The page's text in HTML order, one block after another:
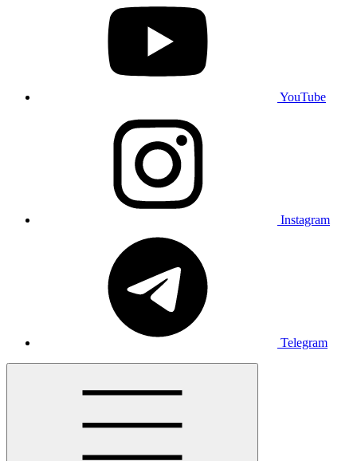
YouTube
Instagram
Telegram